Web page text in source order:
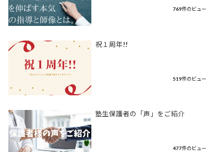
769件のビュー
祝１周年!!
519件のビュー
塾生保護者の「声」をご紹介
477件のビュー